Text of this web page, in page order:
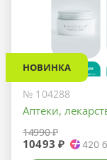
НОВИНКА
№ 104288
Аптеки,
14990 ₽
10493 ₽ 420